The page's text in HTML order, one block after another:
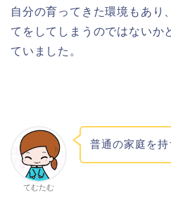
自分の育ってきた環境もあり
てをしてしまうのではないか
ていました。
てむたむ
普通の家庭を持